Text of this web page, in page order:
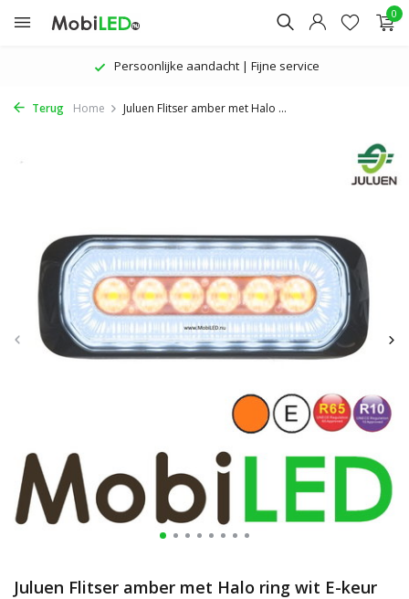
0
Persoonlijke aandacht | Fijne service
Terug Home Juluen Flitser amber met Halo ...
Juluen Flitser amber met Halo ring wit E-keur